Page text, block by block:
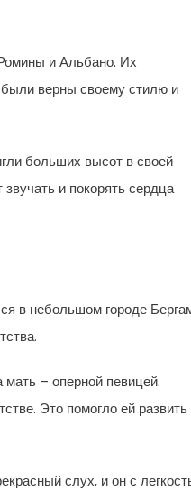
и Альбано. Их
были верны своему стилю и
больших высот в своей
и покорять сердца
в небольшом городе
– оперной певицей.
Это помогло ей развить
слух, и он с